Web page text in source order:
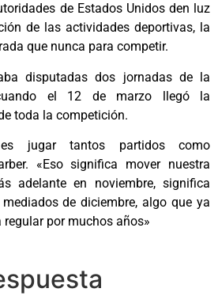
de Estados Unidos den luz
de las actividades deportivas, la
que nunca para competir.
disputadas dos jornadas de la
el 12 de marzo llegó la
toda la competición.
es jugar tantos partidos como
«Eso significa mover nuestra
adelante en noviembre, significa
de diciembre, algo que ya
por muchos años»